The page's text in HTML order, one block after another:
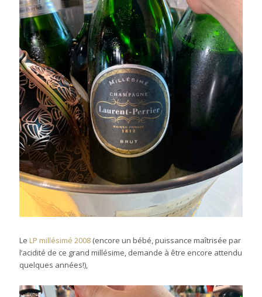
Le LP millésimé 2008 (encore un bébé, puissance maîtrisée par
l’acidité de ce grand millésime, demande à être encore attendu
quelques années!),